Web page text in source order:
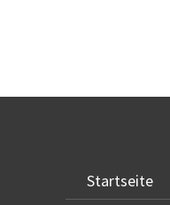
Startseite